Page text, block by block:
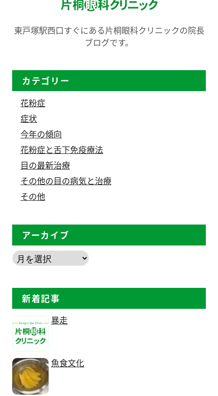
東戸塚駅西口すぐにある片桐眼科クリニックの院長
ブログです。
カテゴリー
花粉症
症状
今年の傾向
花粉症と舌下免疫療法
目の最新治療
その他の目の病気と治療
その他
アーカイブ
新着記事
暴走
魚食文化